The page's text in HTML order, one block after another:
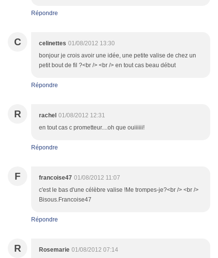
Répondre
C celinettes 01/08/2012 13:30
bonjour je crois avoir une idée, une petite valise de chez un
petit bout de fil ?<br /> <br /> en tout cas beau début
Répondre
R rachel 01/08/2012 12:31
en tout cas c prometteur....oh que ouiiiiii!
Répondre
F francoise47 01/08/2012 11:07
c'est le bas d'une célèbre valise !Me trompes-je?<br /> <br />
Bisous.Francoise47
Répondre
R Rosemarie 01/08/2012 07:14